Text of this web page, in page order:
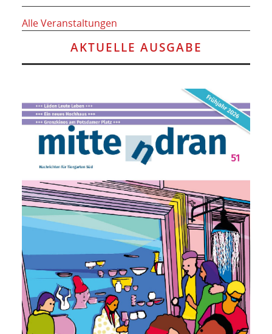
Alle Veranstaltungen
AKTUELLE AUSGABE